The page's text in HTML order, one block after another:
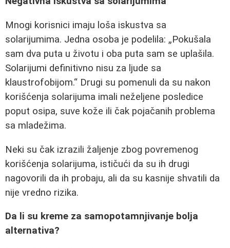
Mnogi korisnici imaju loša iskustva sa
solarijumima. Jedna osoba je podelila:
Pokušala
sam dva puta u životu i oba puta sam se uplašila.
Solarijumi definitivno nisu za ljude sa
klaustrofobijom.
Drugi su pomenuli da su nakon
korišćenja solarijuma imali neželjene posledice
poput osipa, suve kože ili čak pojačanih problema
sa mladežima.
Neki su čak izrazili žaljenje zbog povremenog
korišćenja solarijuma, ističući da su ih drugi
nagovorili da ih probaju, ali da su kasnije shvatili da
nije vredno rizika.
Da li su kreme za samopotamnjivanje bolja
alternativa?